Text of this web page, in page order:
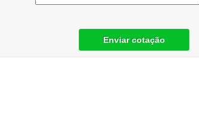
Enviar cotação